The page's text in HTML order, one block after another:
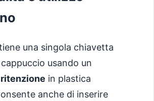
una singola chiavetta
cappuccio usando un
in plastica
anche di inserire